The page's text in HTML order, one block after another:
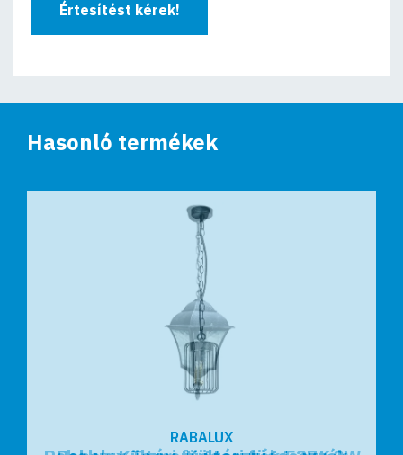
Értesítést kérek!
Hasonló termékek
RABALUX
RABALUX